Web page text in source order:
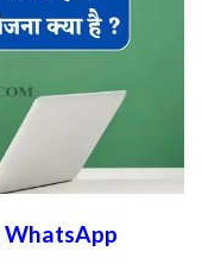
WhatsApp